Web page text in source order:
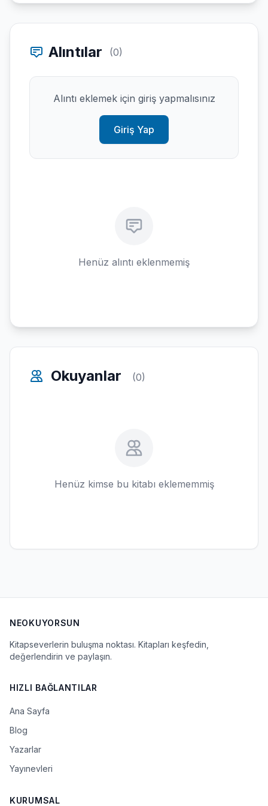
Alıntılar (0)
Alıntı eklemek için giriş yapmalısınız
Giriş Yap
Henüz alıntı eklenmemiş
Okuyanlar (0)
Henüz kimse bu kitabı eklememmiş
NEOKUYORSUN
Kitapseverlerin buluşma noktası. Kitapları keşfedin,
değerlendirin ve paylaşın.
HIZLI BAĞLANTILAR
Ana Sayfa
Blog
Yazarlar
Yayınevleri
KURUMSAL